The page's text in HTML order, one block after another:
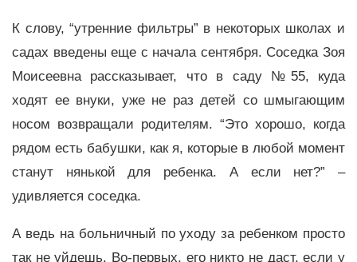
К слову, “утренние фильтры” в некоторых школах и
садах введены еще с начала сентября. Соседка Зоя
Моисеевна рассказывает, что в саду №55, куда
ходят ее внуки, уже не раз детей со шмыгающим
носом возвращали родителям. “Это хорошо, когда
рядом есть бабушки, как я, которые в любой момент
станут нянькой для ребенка. А если нет?” –
удивляется соседка.
А ведь на больничный по уходу за ребенком просто
так не уйдешь. Во-первых, его никто не даст, если у